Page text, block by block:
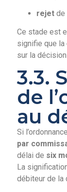
rejet de
Ce stade est
signifie que la
sur la
3.3.
de
au
Si
par
délai de six
La
débiteur de la